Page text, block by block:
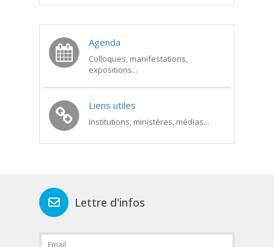
Agenda
Colloques, manifestations,
expositions...
Liens utiles
Institutions, ministères, médias...
Lettre d'infos